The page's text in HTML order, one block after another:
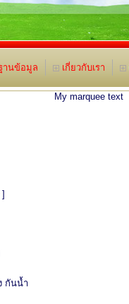
านข้อมูล เกี่ยวกับเรา
My marquee text
กันน้ำ